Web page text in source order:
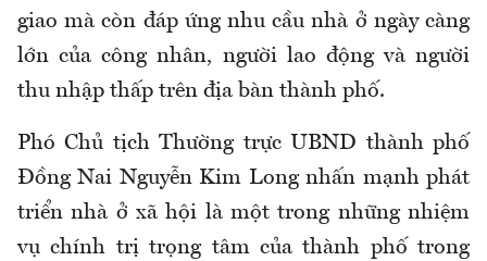
giao mà còn đáp ứng nhu cầu nhà ở ngày càng
lớn của công nhân, người lao động và người
thu nhập thấp trên địa bàn thành phố.
Phó Chủ tịch Thường trực UBND thành phố
Đồng Nai Nguyễn Kim Long nhấn mạnh phát
triển nhà ở xã hội là một trong những nhiệm
vụ chính trị trọng tâm của thành phố trong